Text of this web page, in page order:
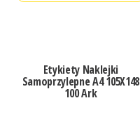
Etykiety Naklejki
Samoprzylepne A4 105X148
100 Ark